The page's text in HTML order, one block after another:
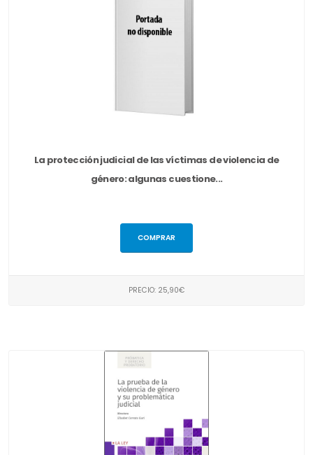
La protección judicial de las víctimas de violencia de
género: algunas cuestione...
COMPRAR
PRECIO: 25,90€